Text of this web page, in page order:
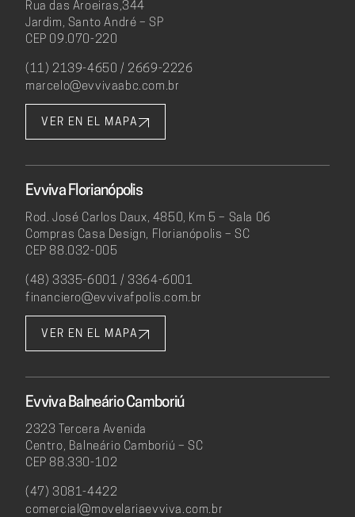
Rua das Aroeiras,344
Jardim, Santo André – SP
CEP 09.070-220
(11) 2139-4650 / 2669-2226
marcelo@evvivaabc.com.br
VER EN EL MAPA
Evviva Florianópolis
Rod. José Carlos Daux, 4850, Km 5 – Sala 06
Compras Casa Design, Florianópolis – SC
CEP 88.032-005
(48) 3335-6001 / 3364-6001
financiero@evvivafpolis.com.br
VER EN EL MAPA
Evviva Balneário Camboriú
2323 Tercera Avenida
Centro, Balneário Camboriú – SC
CEP 88.330-102
(47) 3081-4422
comercial@movelariaevviva.com.br